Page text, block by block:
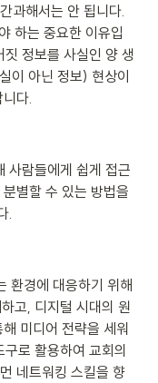
과해서는 안 됩니다.
하는 중요한 이유입
정보를 사실인 양 생
이 아닌 정보) 현상이
다.
사람들에게 쉽게 접근
별할 수 있는 방법을
.
환경에 대응하기 위해
고, 디지털 시대의 원
미디어 전략을 세워
로 활용하여 교회의
네트워킹 스킬을 향